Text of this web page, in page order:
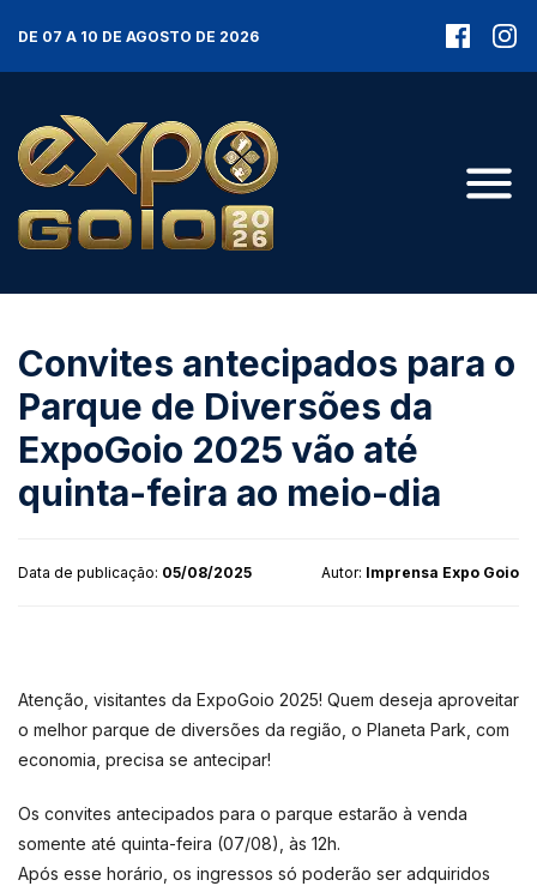
DE 07 A 10 DE AGOSTO DE 2026
Convites antecipados para o
Parque de Diversões da
ExpoGoio 2025 vão até
quinta-feira ao meio-dia
Data de publicação: 05/08/2025 Autor: Imprensa Expo Goio
Atenção, visitantes da ExpoGoio 2025! Quem deseja aproveitar
o melhor parque de diversões da região, o Planeta Park, com
economia, precisa se antecipar!
Os convites antecipados para o parque estarão à venda
somente até quinta-feira (07/08), às 12h.
Após esse horário, os ingressos só poderão ser adquiridos